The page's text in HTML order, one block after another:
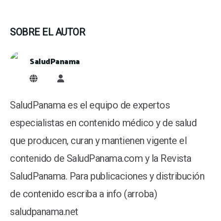
SOBRE EL AUTOR
SaludPanama
SaludPanama es el equipo de expertos
especialistas en contenido médico y de salud
que producen, curan y mantienen vigente el
contenido de SaludPanama.com y la Revista
SaludPanama. Para publicaciones y distribución
de contenido escriba a info (arroba)
saludpanama.net